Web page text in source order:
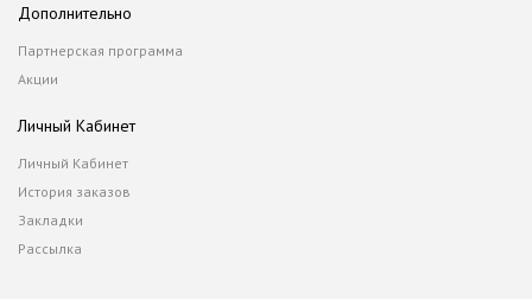
Дополнительно
Партнерская программа
Акции
Личный Кабинет
Личный Кабинет
История заказов
Закладки
Рассылка